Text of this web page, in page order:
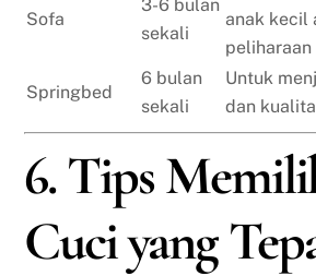
Sofa
3-6 bulan
sekali
anak kecil
peliharaan
Springbed
6 bulan
sekali
Untuk
dan
6. Tips
Cuci yang